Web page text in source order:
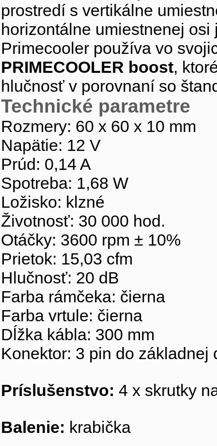
prostredí s vertikálne
horizontálne umiestnenej
Primecooler používa vo
PRIMECOOLER boost,
hlučnosť v porovnaní so
Technické parametre
Rozmery: 60 x 60 x 10 mm
Napätie: 12 V
Prúd: 0,14 A
Spotreba: 1,68 W
Ložisko: klzné
Životnosť: 30 000 hod.
Otáčky: 3600 rpm ± 10%
Prietok: 15,03 cfm
Hlučnosť: 20 dB
Farba rámčeka: čierna
Farba vrtule: čierna
Dĺžka kábla: 300 mm
Konektor: 3 pin do základnej
Príslušenstvo: 4 x skrutky
Balenie: krabička